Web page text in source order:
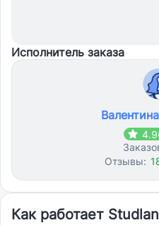
Исполнитель заказа
Отзывы:
Как работает